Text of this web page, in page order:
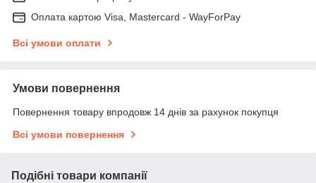
Оплата картою Visa, Mastercard - WayForPay
Всі умови оплати
Умови повернення
Повернення товару впродовж 14 днів за рахунок покупця
Всі умови повернення
Подібні товари компанії